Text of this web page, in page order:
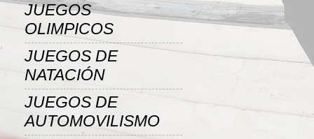
JUEGOS
OLIMPICOS
JUEGOS DE
NATACIÓN
JUEGOS DE
AUTOMOVILISMO